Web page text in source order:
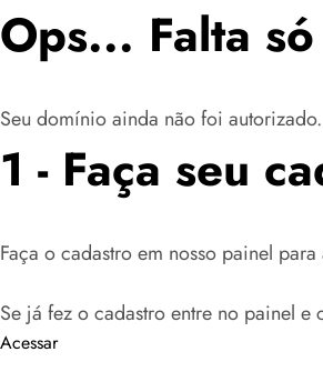
Ops... Falta
Seu domínio ainda não foi
1 - Faça seu
Faça o cadastro em nosso painel
Se já fez o cadastro entre no painel e
Acessar